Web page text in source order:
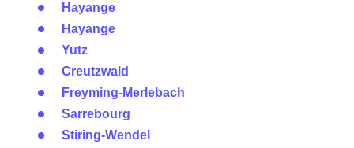
Hayange
Hayange
Yutz
Creutzwald
Freyming-Merlebach
Sarrebourg
Stiring-Wendel